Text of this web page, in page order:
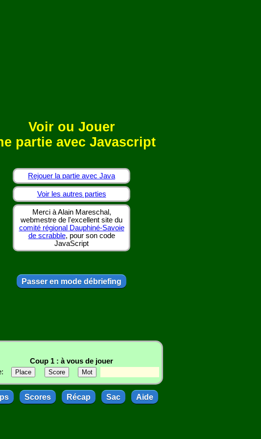
Voir ou Jouer
partie avec Javascript
Rejouer la partie avec Java
Voir les autres parties
Merci à Alain Mareschal,
webmestre de l'excellent site du
comité régional Dauphiné-Savoie
de scrabble, pour son code
JavaScript
Passer en mode débriefing
Coup 1 : à vous de jouer
Scores Récap Sac Aide